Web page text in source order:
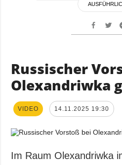
Russischer
Olexandriwka
VIDEO 14.11.2025 19:30
Im Raum Olexandriwka